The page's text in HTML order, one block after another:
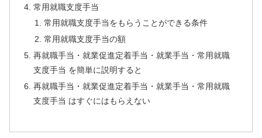
常用就職支度手当
常用就職支度手当をもらうことができる条件
常用就職支度手当の額
再就職手当・就業促進定着手当・就業手当・常用就職
支度手当 を簡単に説明すると
再就職手当・就業促進定着手当・就業手当・常用就職
支度手当 はすぐにはもらえない